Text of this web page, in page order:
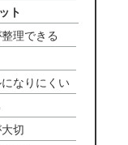
ト
理できる
なりにくい
切